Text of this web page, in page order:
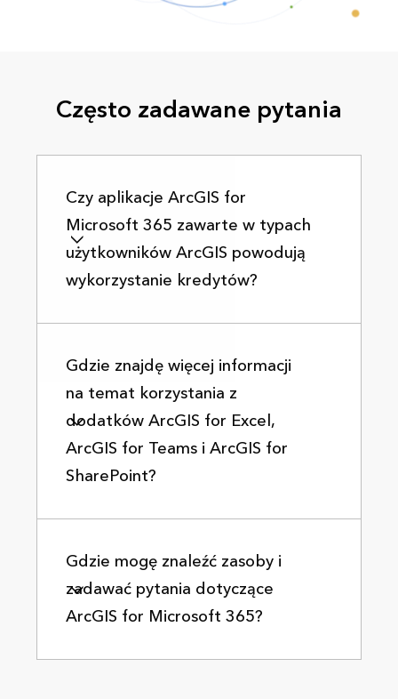
Często zadawane pytania
Czy aplikacje ArcGIS for
Microsoft 365 zawarte w typach
użytkowników ArcGIS powodują
wykorzystanie kredytów?
Gdzie znajdę więcej informacji
na temat korzystania z
dodatków ArcGIS for Excel,
ArcGIS for Teams i ArcGIS for
SharePoint?
Gdzie mogę znaleźć zasoby i
zadawać pytania dotyczące
ArcGIS for Microsoft 365?